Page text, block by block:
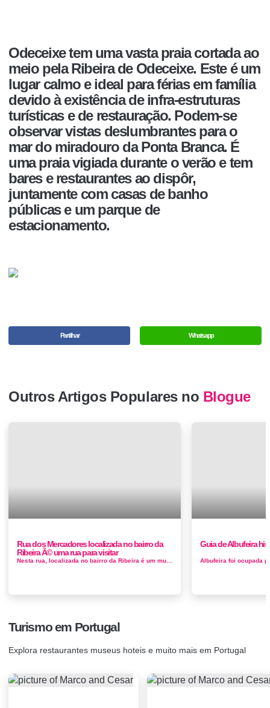
Odeceixe tem uma vasta praia cortada ao
meio pela Ribeira de Odeceixe. Este é um
lugar calmo e ideal para férias em família
devido à existência de infra-estruturas
turísticas e de restauração. Podem-se
observar vistas deslumbrantes para o
mar do miradouro da Ponta Branca. É
uma praia vigiada durante o verão e tem
bares e restaurantes ao dispôr,
juntamente com casas de banho
públicas e um parque de
estacionamento.
Whatsapp
Partilhar
Outros Artigos Populares no Blogue
Rua dos Mercadores localizada no bairro da
Ribeira Ã© uma rua para visitar
Guia de Albufeira
Turismo em Portugal
Explora restaurantes museus hoteis e muito mais em Portugal